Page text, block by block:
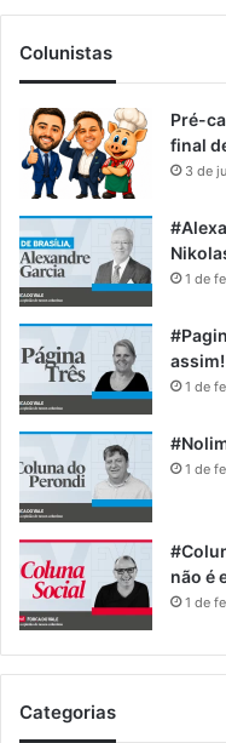
Colunistas
Pré-
final
3 de
1 de
assim!
1 de
1 de
não é
1 de
Categorias